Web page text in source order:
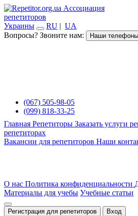
Ассоциация
репетиторов
Украины
RU | UA
Вопросы? Звоните нам:
Наши телефоны
(067) 505-98-05
(099) 818-33-25
Главная Репетиторы Заказать услуги
репетиторах
Вакансии для репетиторов Наши
О нас Политика конфиденциальности
Материалы для учебы Учебные статьи
Регистрация для репетиторов Вход